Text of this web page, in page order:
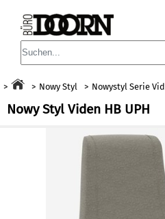
Nowy Styl Nowystyl Serie
Nowy Styl Viden HB UPH